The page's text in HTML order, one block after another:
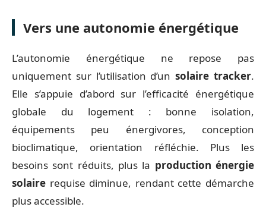
Vers une autonomie énergétique
L’autonomie énergétique ne repose pas
uniquement sur l’utilisation d’unsolaire tracker.
Elle s’appuie d’abord sur l’efficacité énergétique
globale du logement : bonne isolation,
équipements peu énergivores, conception
bioclimatique, orientation réfléchie. Plus les
besoins sont réduits, plus la production énergie
solaire requise diminue, rendant cette démarche
plus accessible.